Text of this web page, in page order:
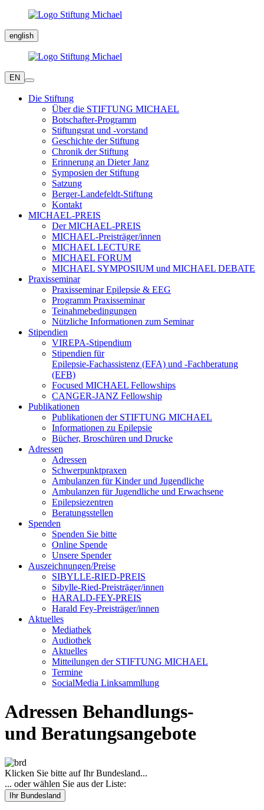
english
EN
Die Stiftung
Über die STIFTUNG MICHAEL
Botschafter-Programm
Stiftungsrat und -vorstand
Geschichte der Stiftung
Chronik der Stiftung
Erinnerung an Dieter Janz
Symposien der Stiftung
Satzung
Berger-Landefeldt-Stiftung
Kontakt
MICHAEL-PREIS
Der MICHAEL-PREIS
MICHAEL-Preisträger/innen
MICHAEL LECTURE
MICHAEL FORUM
MICHAEL SYMPOSIUM und MICHAEL DEBATE
Praxisseminar
Praxisseminar Epilepsie & EEG
Programm Praxisseminar
Teinahmebedingungen
Nützliche Informationen zum Seminar
Stipendien
VIREPA-Stipendium
Stipendien für
Epilepsie-Fachassistenz (EFA) und -Fachberatung
(EFB)
Focused MICHAEL Fellowships
CANGER-JANZ Fellowship
Publikationen
Publikationen der STIFTUNG MICHAEL
Informationen zu Epilepsie
Bücher, Broschüren und Drucke
Adressen
Adressen
Schwerpunktpraxen
Ambulanzen für Kinder und Jugendliche
Ambulanzen für Jugendliche und Erwachsene
Epilepsiezentren
Beratungsstellen
Spenden
Spenden Sie bitte
Online Spende
Unsere Spender
Auszeichnungen/Preise
SIBYLLE-RIED-PREIS
Sibylle-Ried-Preisträger/innen
HARALD-FEY-PREIS
Harald Fey-Preisträger/innen
Aktuelles
Mediathek
Audiothek
Aktuelles
Mitteilungen der STIFTUNG MICHAEL
Termine
SocialMedia Linksammllung
Adressen Behandlungs-
und Beratungsangebote
Klicken Sie bitte auf Ihr Bundesland...
... oder wählen Sie aus der Liste:
Ihr Bundesland